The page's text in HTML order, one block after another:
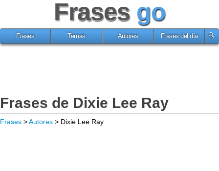
Frases go
Frases Temas Autores Frases del día
Frases de Dixie Lee Ray
Frases >Autores > Dixie Lee Ray